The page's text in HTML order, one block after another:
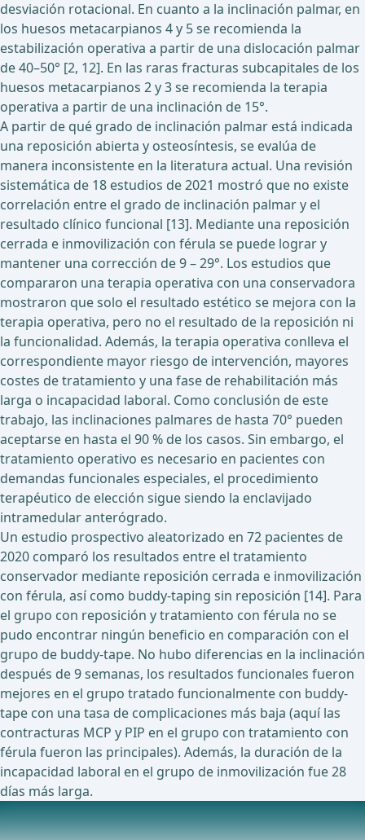
desviación rotacional. En cuanto a la inclinación palmar, en
los huesos metacarpianos 4 y 5 se recomienda la
estabilización operativa a partir de una dislocación palmar
de 40–50° [2, 12]. En las raras fracturas subcapitales de los
huesos metacarpianos 2 y 3 se recomienda la terapia
operativa a partir de una inclinación de 15°.
A partir de qué grado de inclinación palmar está indicada
una reposición abierta y osteosíntesis, se evalúa de
manera inconsistente en la literatura actual. Una revisión
sistemática de 18 estudios de 2021 mostró que no existe
correlación entre el grado de inclinación palmar y el
resultado clínico funcional [13]. Mediante una reposición
cerrada e inmovilización con férula se puede lograr y
mantener una corrección de 9 – 29°. Los estudios que
compararon una terapia operativa con una conservadora
mostraron que solo el resultado estético se mejora con la
terapia operativa, pero no el resultado de la reposición ni
la funcionalidad. Además, la terapia operativa conlleva el
correspondiente mayor riesgo de intervención, mayores
costes de tratamiento y una fase de rehabilitación más
larga o incapacidad laboral. Como conclusión de este
trabajo, las inclinaciones palmares de hasta 70° pueden
aceptarse en hasta el 90 % de los casos. Sin embargo, el
tratamiento operativo es necesario en pacientes con
demandas funcionales especiales, el procedimiento
terapéutico de elección sigue siendo la enclavijado
intramedular anterógrado.
Un estudio prospectivo aleatorizado en 72 pacientes de
2020 comparó los resultados entre el tratamiento
conservador mediante reposición cerrada e inmovilización
con férula, así como buddy-taping sin reposición [14]. Para
el grupo con reposición y tratamiento con férula no se
pudo encontrar ningún beneficio en comparación con el
grupo de buddy-tape. No hubo diferencias en la inclinación
después de 9 semanas, los resultados funcionales fueron
mejores en el grupo tratado funcionalmente con buddy-
tape con una tasa de complicaciones más baja (aquí las
contracturas MCP y PIP en el grupo con tratamiento con
férula fueron las principales). Además, la duración de la
incapacidad laboral en el grupo de inmovilización fue 28
días más larga.
Estudios actualmente en curso sobre este tema